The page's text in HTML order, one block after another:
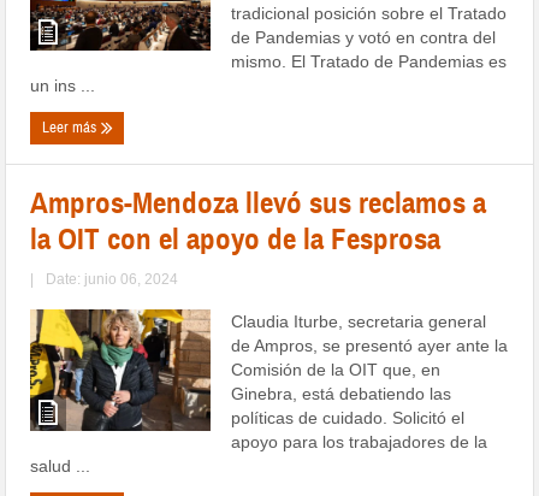
tradicional posición sobre el Tratado
de Pandemias y votó en contra del
mismo. El Tratado de Pandemias es
un ins ...
Leer más
Ampros-Mendoza llevó sus reclamos a
la OIT con el apoyo de la Fesprosa
| Date: junio 06, 2024
Claudia Iturbe, secretaria general
de Ampros, se presentó ayer ante la
Comisión de la OIT que, en
Ginebra, está debatiendo las
políticas de cuidado. Solicitó el
apoyo para los trabajadores de la
salud ...